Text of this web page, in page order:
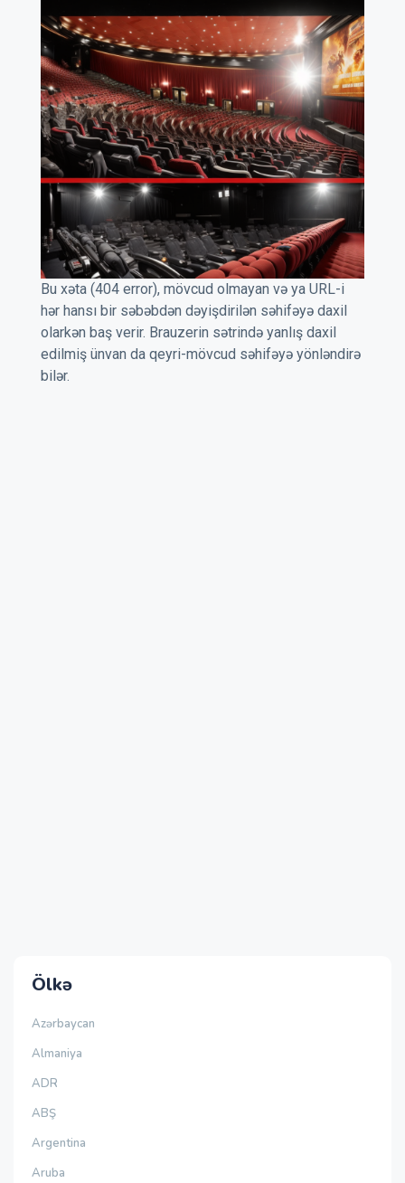
Ölkə
Azərbaycan
Almaniya
ADR
ABŞ
Argentina
Aruba
Bu xəta (404 error), mövcud olmayan və ya URL-i
hər hansı bir səbəbdən dəyişdirilən səhifəyə daxil
olarkən baş verir. Brauzerin sətrində yanlış daxil
edilmiş ünvan da qeyri-mövcud səhifəyə yönləndirə
bilər.